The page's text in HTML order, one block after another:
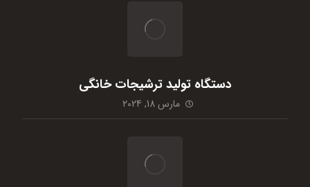
دستگاه تولید ترشیجات خانگی
مارس 18, 2024